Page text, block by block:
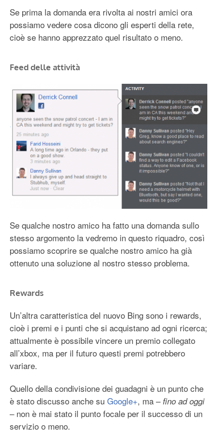
Se prima la domanda era rivolta ai nostri amici ora
possiamo vedere cosa dicono gli esperti della rete,
cioè se hanno apprezzato quel risultato o meno.
Feed delle attività
Se qualche nostro amico ha fatto una domanda sullo
stesso argomento la vedremo in questo riquadro, così
possiamo scoprire se qualche nostro amico ha già
ottenuto una soluzione al nostro stesso problema.
Rewards
Un’altra caratteristica del nuovo Bing sono i rewards,
cioè i premi e i punti che si acquistano ad ogni ricerca;
attualmente è possibile vincere un premio collegato
all’xbox, ma per il futuro questi premi potrebbero
variare.
Quello della condivisione dei guadagni è un punto che
è stato discusso anche su Google+, ma – fino ad oggi
– non è mai stato il punto focale per il successo di un
servizio o meno.